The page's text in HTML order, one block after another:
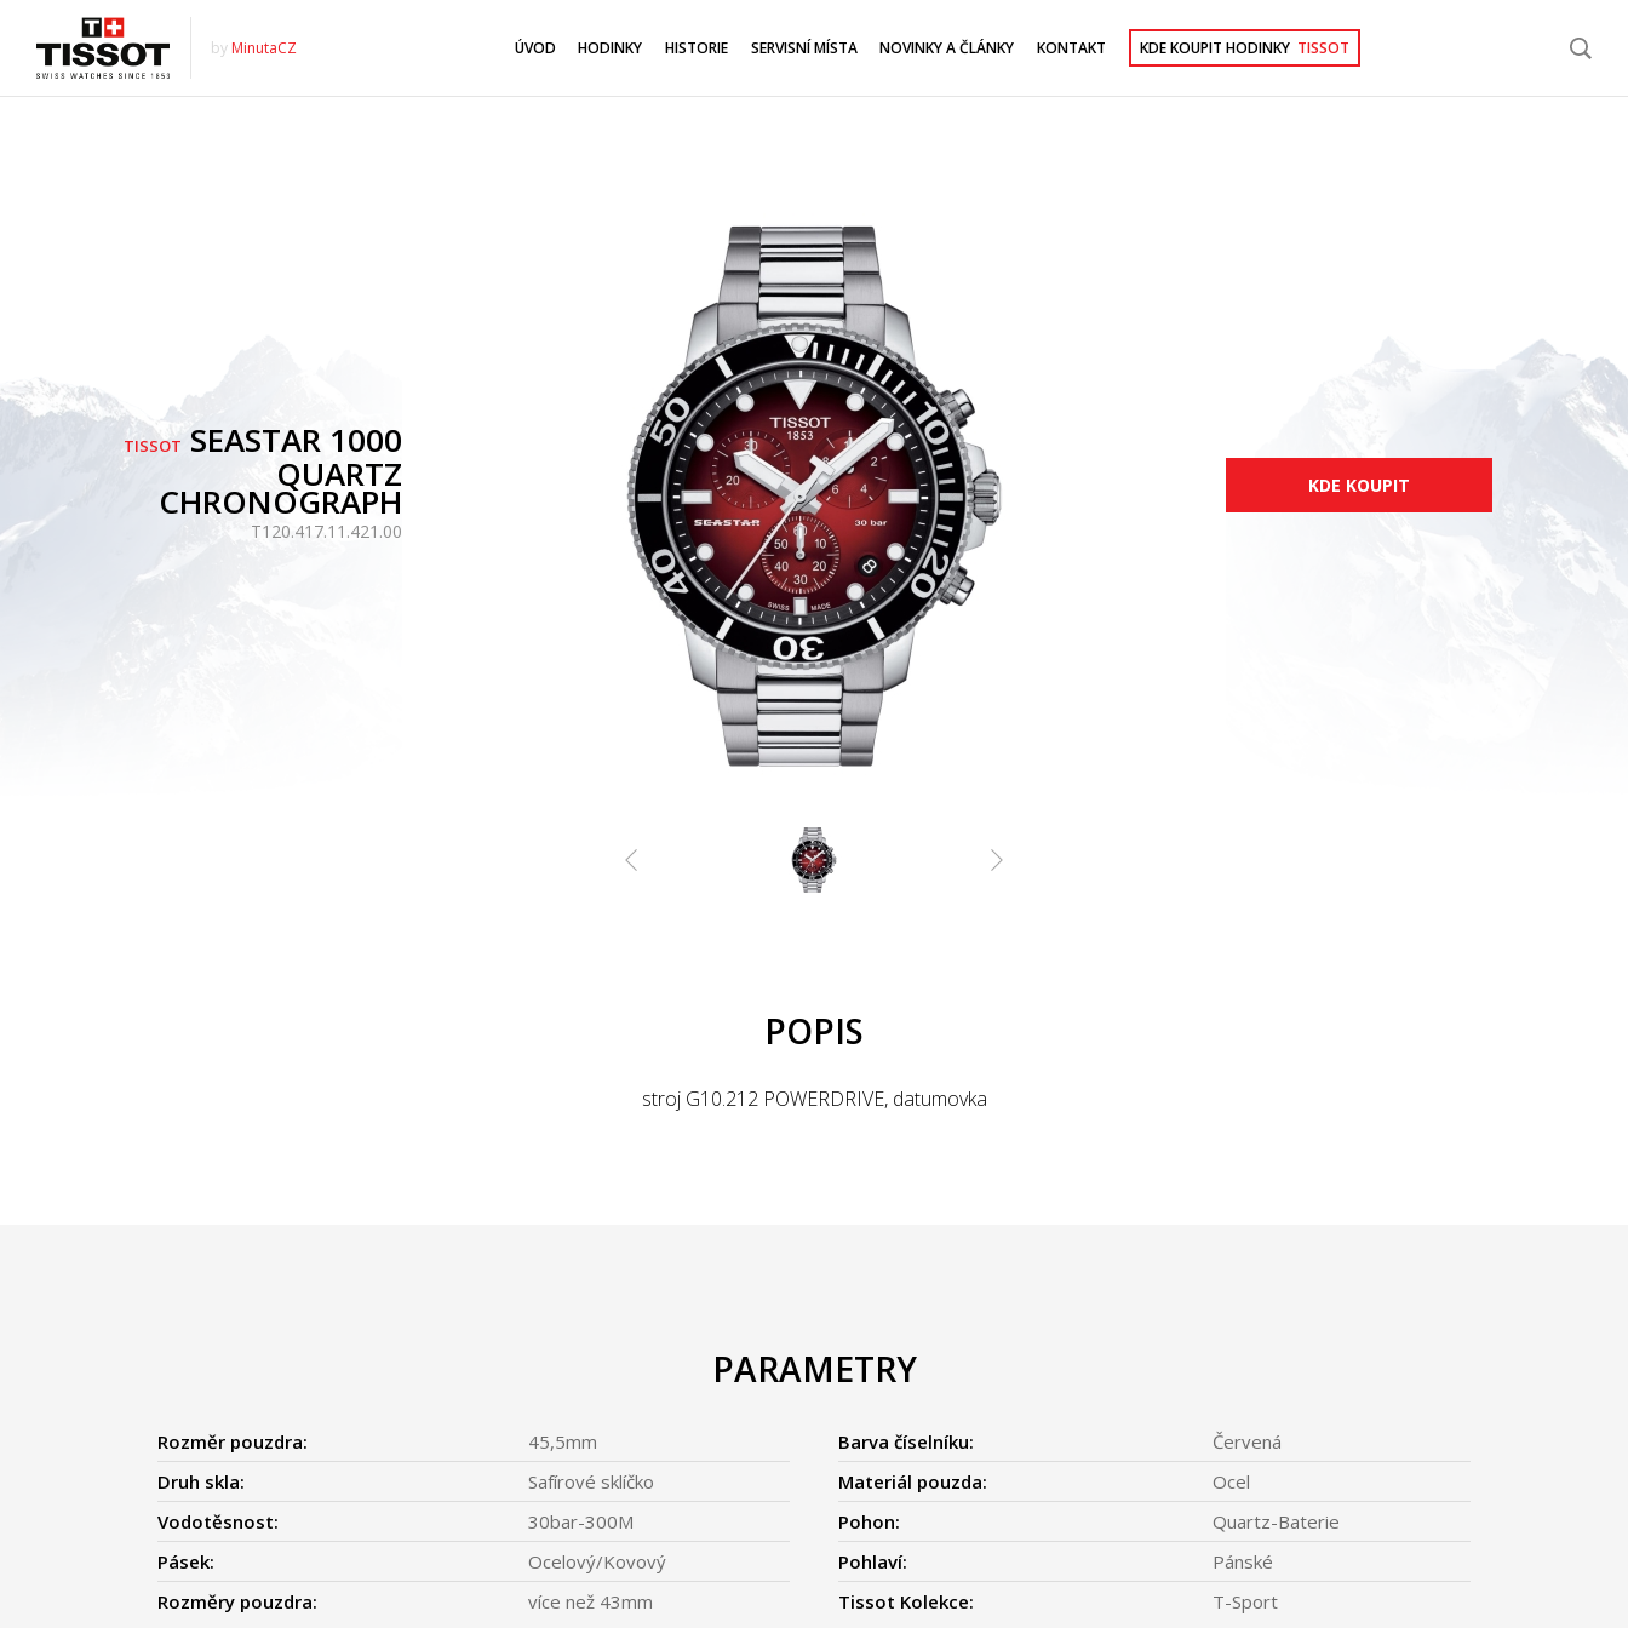
by MinutaCZ ÚVOD HODINKY HISTORIE SERVISNÍ MÍSTA NOVINKY A ČLÁNKY KONTAKT KDE KOUPIT HODINKY TISSOT
TISSOTSEASTAR 1000
QUARTZ
CHRONOGRAPH
T120.417.11.421.00
KDE KOUPIT
POPIS
stroj G10.212 POWERDRIVE, datumovka
PARAMETRY
Rozměr pouzdra:
45,5mm
Druh skla:
Safírové sklíčko
Vodotěsnost:
30bar-300M
Pásek:
Ocelový/Kovový
Rozměry pouzdra:
více než 43mm
Barva číselníku:
Červená
Materiál pouzda:
Ocel
Pohon:
Quartz-Baterie
Pohlaví:
Pánské
Tissot Kolekce:
T-Sport